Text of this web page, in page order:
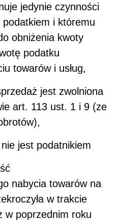
jedynie czynności
i któremu
obniżenia kwoty
podatku
towarów i usług,
jest zwolniona
art. 113 ust. 1 i 9 (ze
jest podatnikiem
nabycia towarów na
w trakcie
w poprzednim roku